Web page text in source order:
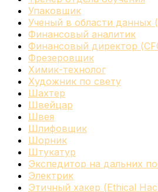
Упаковщик
Ученый в области данных
Финансовый аналитик
Финансовый директор
Фрезеровщик
Химик-технолог
Художник по свету
Шахтер
Швейцар
Швея
Шлифовщик
Шорник
Штукатур
Экспедитор на дальних
Электрик
Этичный хакер (Ethical